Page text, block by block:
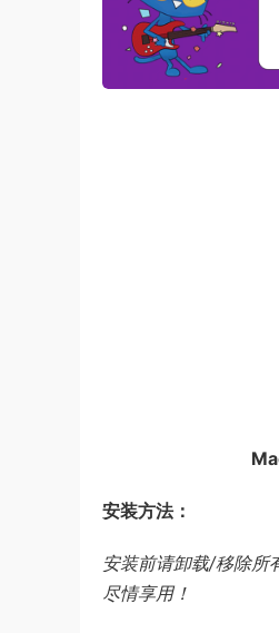
安装方法：
安装前请卸载/移除所
尽情享用！